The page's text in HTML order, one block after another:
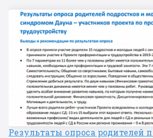
Результаты опроса родителей